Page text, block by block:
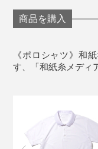
ィット感が出てジ
Lはゆったり感が
のもと、機能性と
“効率よく、好印
この「和紙糸メ
商品を購入
《ポロシャツ》和
す、「和紙糸メディ